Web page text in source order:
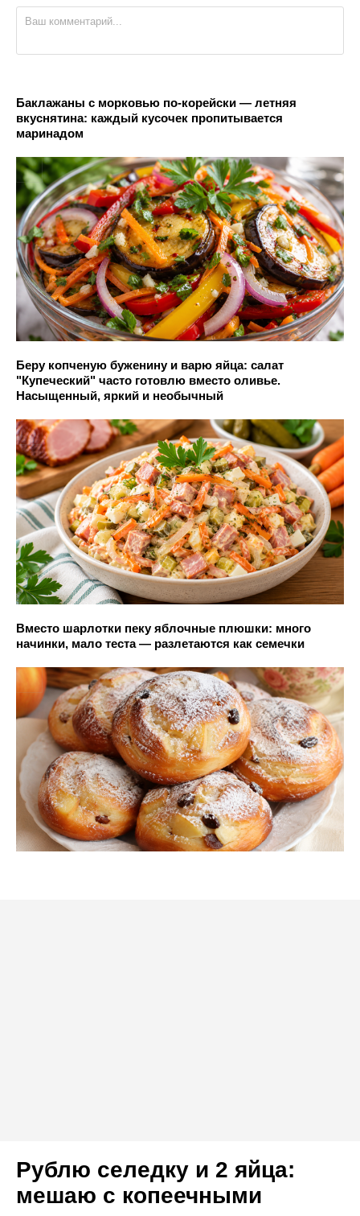
Баклажаны с морковью по-корейски — летняя
вкуснятина: каждый кусочек пропитывается
маринадом
Беру копченую буженину и варю яйца: салат
"Купеческий" часто готовлю вместо оливье.
Насыщенный, яркий и необычный
Вместо шарлотки пеку яблочные плюшки: много
начинки, мало теста — разлетаются как семечки
Рублю селедку и 2 яйца:
мешаю с копеечными